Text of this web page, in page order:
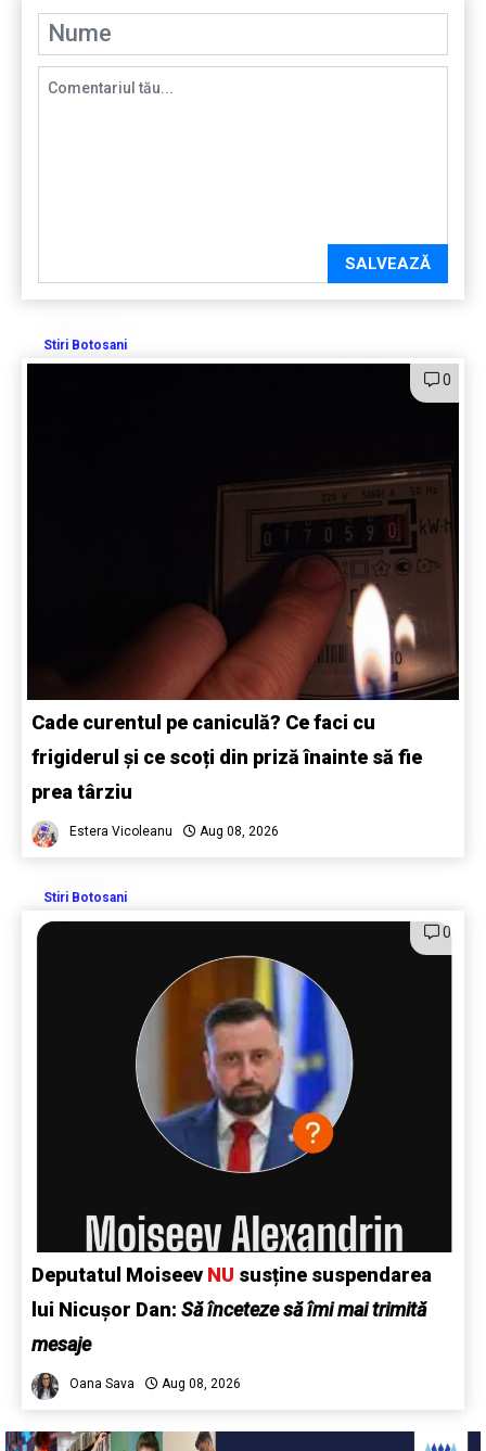
SALVEAZĂ
Stiri Botosani
0
Cade curentul pe caniculă? Ce faci cu
frigiderul și ce scoți din priză înainte să fie
prea târziu
Estera Vicoleanu Aug 08, 2026
Stiri Botosani
0
Deputatul Moiseev NU susține suspendarea
lui Nicușor Dan: Să înceteze să îmi mai trimită
mesaje
Oana Sava Aug 08, 2026